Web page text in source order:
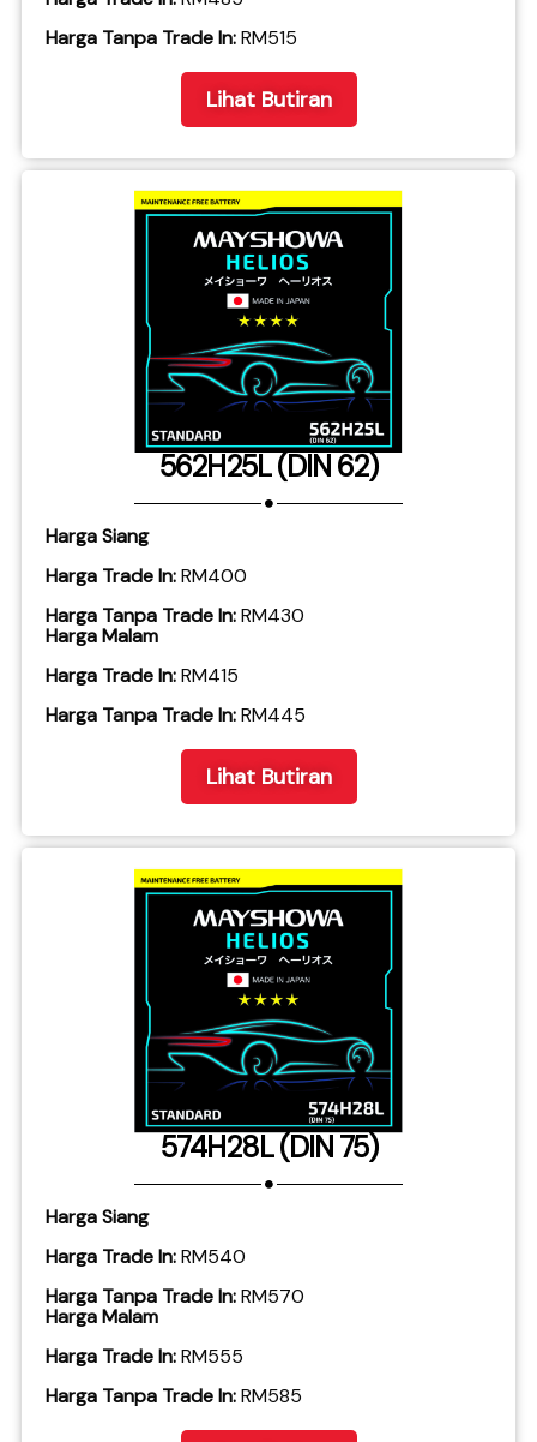
​Harga Tanpa Trade In:RM515
Lihat Butiran
562H25L (DIN 62)
Harga Siang
Harga Trade In:RM400
Harga Tanpa Trade In:RM430
Harga Malam
Harga Trade In:RM415
​Harga Tanpa Trade In:RM445
Lihat Butiran
574H28L (DIN 75)
Harga Siang
Harga Trade In:RM540
Harga Tanpa Trade In:RM570
Harga Malam
Harga Trade In:RM555
​Harga Tanpa Trade In:RM585